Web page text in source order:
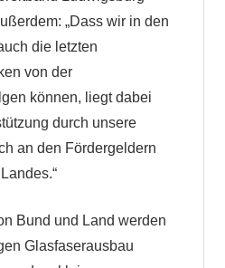
„Dass wir in den
die letzten
von der
können, liegt dabei
durch unsere
an den Fördergeldern
Bund und Land werden
Glasfaserausbau